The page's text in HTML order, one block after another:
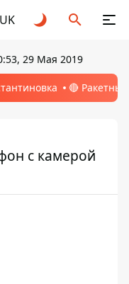
UK
29 Мая 2019
🔴
с камерой